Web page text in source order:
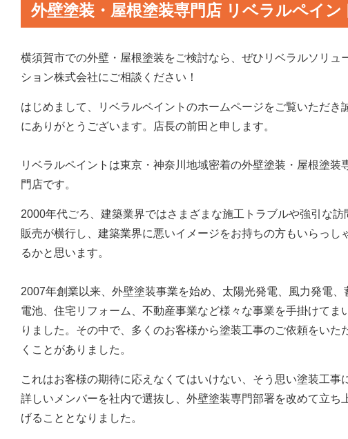
外壁塗装・屋根塗装専門店 リベラルペイ
横須賀市での外壁・屋根塗装をご検討なら、ぜひリベラルソリュ
ション株式会社にご相談ください！
はじめまして、リベラルペイントのホームページをご覧いただき
にありがとうございます。
店長の前田と申します。
リベラルペイントは東京・神奈川地域密着の外壁塗装・屋根塗装
門店です。
2000年代ごろ、建築業界ではさまざまな施工トラブルや強引な訪
販売が横行し、建築業界に悪いイメージをお持ちの方もいらっし
るかと思います。
2007年創業以来、外壁塗装事業を始め、太陽光発電、風力発電、
電池、住宅リフォーム、不動産事業など様々な事業を手掛けてま
りました。 その中で、多くのお客様から塗装工事のご依頼をいた
くことがありました。
これはお客様の期待に応えなくてはいけない、そう思い塗装工事
詳しいメンバーを社内で選抜し、外壁塗装専門部署を改めて立ち
げることとなりました。